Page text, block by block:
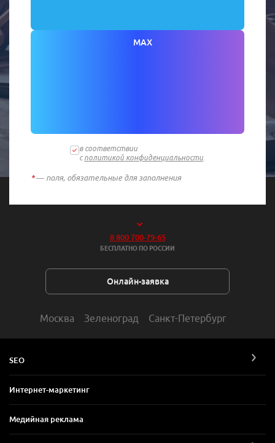
MAX
в соответствии
с политикой конфиденциальности
*— поля, обязательные для заполнения
8 800 700-79-65
БЕСПЛАТНО ПО РОССИИ
Онлайн-заявка
Москва Зеленоград Санкт-Петербург
SEO
Интернет-маркетинг
Медийная реклама